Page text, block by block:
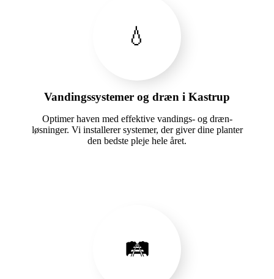
💧
Vandingssystemer og dræn i Kastrup
Optimer haven med effektive vandings- og dræn-
løsninger. Vi installerer systemer, der giver dine planter
den bedste pleje hele året.
🛤️